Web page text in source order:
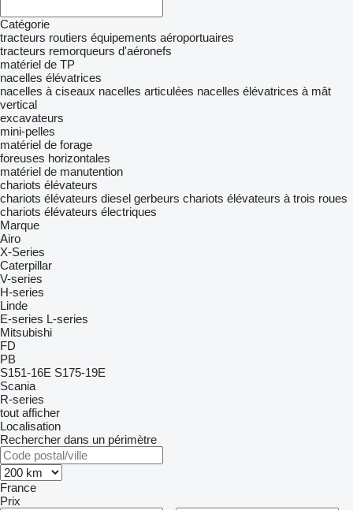
Catégorie
tracteurs routiers équipements aéroportuaires
tracteurs remorqueurs d'aéronefs
matériel de TP
nacelles élévatrices
nacelles à ciseaux nacelles articulées nacelles élévatrices à mât
vertical
excavateurs
mini-pelles
matériel de forage
foreuses horizontales
matériel de manutention
chariots élévateurs
chariots élévateurs diesel gerbeurs chariots élévateurs à trois roues
chariots élévateurs électriques
Marque
Airo
X-Series
Caterpillar
V-series
H-series
Linde
E-series L-series
Mitsubishi
FD
PB
S151-16E S175-19E
Scania
R-series
tout afficher
Localisation
Rechercher dans un périmètre
France
Prix